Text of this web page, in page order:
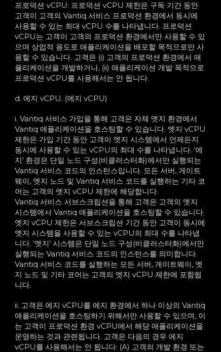
프로덕션 vCPU: 프로덕션 vCPU 제한은 구독 기간 동안
고객이 고객의 Vantiq 서비스 프로덕션 환경에서 동시에
사용할 수 있는 최대 vCPU 수를 나타냅니다. 프로덕션
vCPU는 고객이 고객의 프로덕션 환경에서만 사용할 수 있
으며 상업적 용도로 애플리케이션을 배포할 목적으로만 사
용할 수 있습니다. 고객은 (i) 고객의 프로덕션 환경에서 애
플리케이션을 개발하거나, (ii) 애플리케이션 개발 목적으로
프로덕션 vCPU를 사용해서는 안 됩니다.
d. 에지 vCPU. (에지 vCPU)
i. Vantiq 서비스 가입을 통해 고객은 자체 엣지 환경에서
Vantiq 애플리케이션을 호스팅할 수 있습니다. 엣지 vCPU
제한은 가입 기간 동안 고객이 엣지 시스템에서 언제든지
동시에 사용할 수 있는 vCPU의 최대 수를 나타냅니다. ‘에
지’ 환경은 단일 노드 구성(비클러스터화)에서만 실행되는
Vantiq 서비스 코드의 인스턴스입니다. 모든 서버, 게이트
웨이, 엣지 노드 및 Vantiq 서비스 코드를 실행하는 기타 코
어는 고객의 엣지 vCPU 제한에 해당합니다.
Vantiq 서비스 서브스크립션을 통해 고객은 고객의 엣지
시스템에서 Vantiq 애플리케이션을 호스팅할 수 있습니다.
엣지 vCPU 제한은 서브스크립션 기간 동안 고객이 동시에
엣지 시스템을 사용할 수 있는 vCPU의 최대 수를 나타냅
니다. ‘엣지’ 시스템은 단일 노드 구성(비클러스터화)에서만
실행되는 Vantiq 서비스 코드의 인스턴스를 의미합니다.
Vantiq 서비스 코드를 실행하는 모든 서버, 게이트웨이, 엣
지 노드 및 기타 코어는 고객의 엣지 vCPU 제한에 포함됩
니다.
ii. 고객은 에지 vCPU를 에지 환경에서 하나 이상의 Vantiq
애플리케이션을 호스팅하기 위해서만 사용할 수 있으며, 이
는 고객이 프로덕션 환경 vCPU에서 해당 애플리케이션을
운영하는 것과 관련됩니다. 고객은 다음의 경우 에지
vCPU를 사용해서는 안 됩니다: (A) 고객의 개발 환경 또는